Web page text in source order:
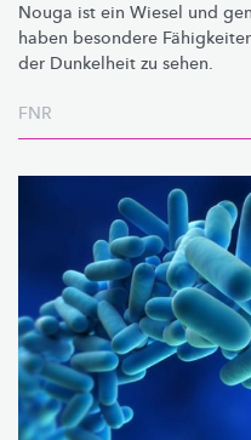
Nouga ist ein Wiesel und
haben besondere
der Dunkelheit zu sehen.
FNR